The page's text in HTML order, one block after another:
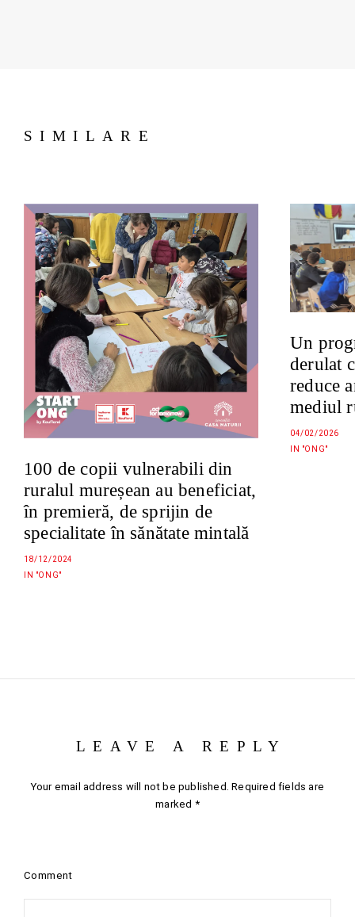
SIMILARE
100 de copii vulnerabili din
ruralul mureșean au beneficiat,
în premieră, de sprijin de
specialitate în sănătate mintală
18/12/2024
IN "ONG"
Un
derulat
reduce
mediul
04/02/2026
IN "ONG"
LEAVE A REPLY
Your email address will not be published. Required fields are
marked *
Comment